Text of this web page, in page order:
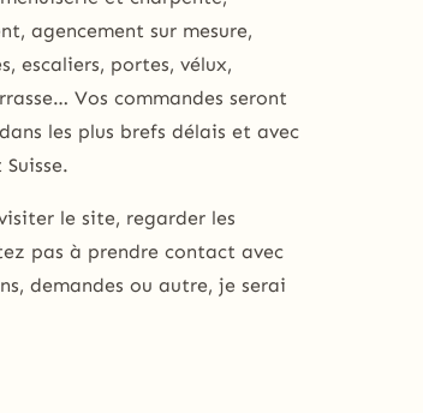
agencement sur mesure,
escaliers, portes, vélux,
Vos commandes seront
les plus brefs délais et avec
le site, regarder les
pas à prendre contact avec
demandes ou autre, je serai